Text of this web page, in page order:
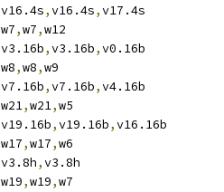
	add	v16.4s
,v16.4s,v17.4s
	add	w7
,w7,w12
	eor	v3.16b
,v3.16b,v0.16b
	add	w8
,w8,w9
	eor	v7.16b
,v7.16b,v4.16b
	eor	w21
,w21,w5
	eor	v19.16b
,v19.16b,v16.16b
	eor	w17
,w17,w6
	rev32	v3.8h
,v3.8h
	eor	w19
,w19,w7